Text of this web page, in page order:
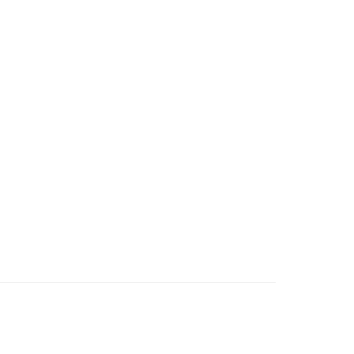
องเรามาถูกทาง เป็นทรัพยากรสำคัญที่ TIJ ได้
ไปในอนาคต”